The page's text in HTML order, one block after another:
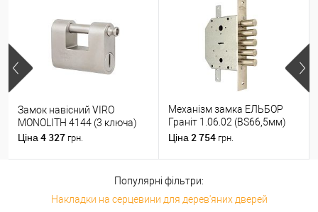
Замок навісний VIRO
MONOLITH 4144 (3 ключа)
Ціна 4 327 грн.
Механізм замка ЕЛЬБОР
Граніт 1.06.02 (BS66,5мм)
(н)
Ціна 2 754 грн.
Популярні фільтри:
Накладки на серцевини для дерев'яних дверей